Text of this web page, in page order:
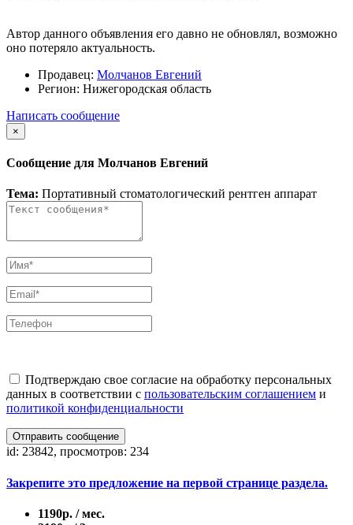
Автор данного объявления его давно не обновлял, возможно
оно потеряло актуальность.
Продавец: Молчанов Евгений
Регион: Нижегородская область
Написать сообщение
×
Сообщение для Молчанов Евгений
Тема: Портативный стоматологический рентген аппарат
Подтверждаю свое согласие на обработку персональных
данных в соответствии с пользовательским соглашением и
политикой конфиденциальности
Отправить сообщение
id: 23842, просмотров: 234
Закрепите это предложение на первой странице раздела.
1190р. / мес.